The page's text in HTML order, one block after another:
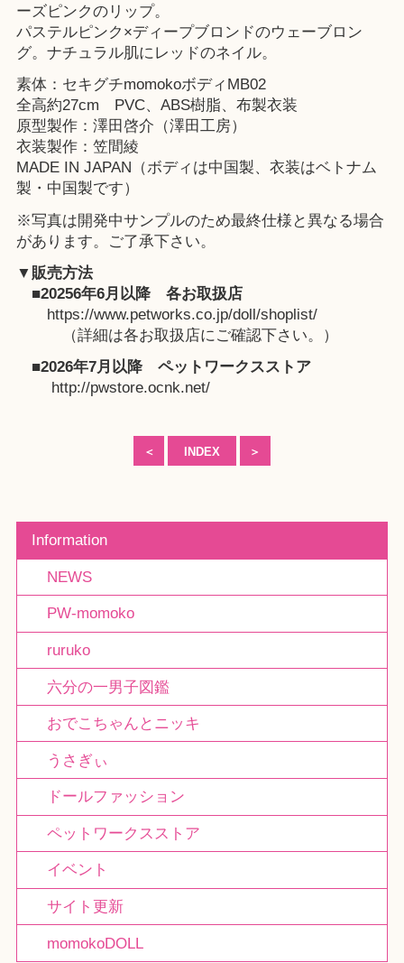
ーズピンクのリップ。
パステルピンク×ディープブロンドのウェーブロン
グ。ナチュラル肌にレッドのネイル。
素体：セキグチmomokoボディMB02
全高約27cm PVC、ABS樹脂、布製衣装
原型製作：澤田啓介（澤田工房）
衣装製作：笠間綾
MADE IN JAPAN（ボディは中国製、衣装はベトナム
製・中国製です）
※写真は開発中サンプルのため最終仕様と異なる場合
があります。ご了承下さい。
▼販売方法
■20256年6月以降 各お取扱店
https://www.petworks.co.jp/doll/shoplist/
（詳細は各お取扱店にご確認下さい。）
■2026年7月以降 ペットワークスストア
http://pwstore.ocnk.net/
＜ INDEX ＞
Information
NEWS
PW-momoko
ruruko
六分の一男子図鑑
おでこちゃんとニッキ
うさぎぃ
ドールファッション
ペットワークスストア
イベント
サイト更新
momokoDOLL